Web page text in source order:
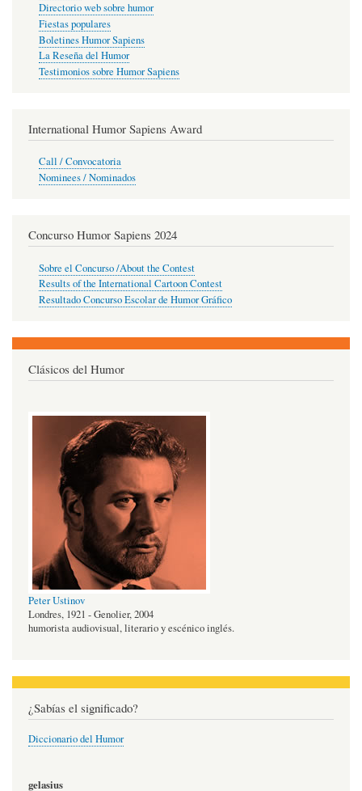
Directorio web sobre humor
Fiestas populares
Boletines Humor Sapiens
La Reseña del Humor
Testimonios sobre Humor Sapiens
International Humor Sapiens Award
Call / Convocatoria
Nominees / Nominados
Concurso Humor Sapiens 2024
Sobre el Concurso /About the Contest
Results of the International Cartoon Contest
Resultado Concurso Escolar de Humor Gráfico
Clásicos del Humor
Peter Ustinov
Londres, 1921 - Genolier, 2004
humorista audiovisual, literario y escénico inglés.
¿Sabías el significado?
Diccionario del Humor
gelasius